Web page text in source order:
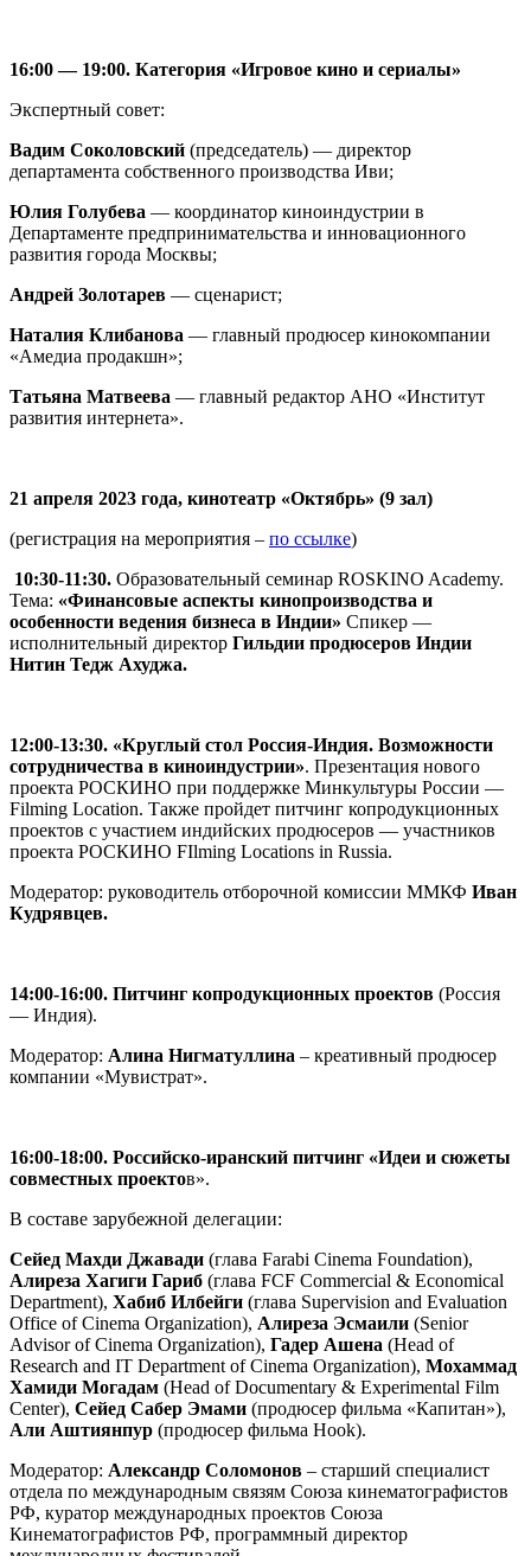
16:00 — 19:00. Категория «Игровое кино и сериалы»
Экспертный совет:
Вадим Соколовский (председатель) — директор
департамента собственного производства Иви;
Юлия Голубева — координатор киноиндустрии в
Департаменте предпринимательства и инновационного
развития города Москвы;
Андрей Золотарев — сценарист;
Наталия Клибанова — главный продюсер кинокомпании
«Амедиа продакшн»;
Татьяна Матвеева — главный редактор АНО «Институт
развития интернета».
21 апреля 2023 года, кинотеатр «Октябрь» (9 зал)
(регистрация на мероприятия – по ссылке)
10:30-11:30. Образовательный семинар ROSKINO Academy.
Тема: «Финансовые аспекты кинопроизводства и
особенности ведения бизнеса в Индии» Спикер —
исполнительный директор Гильдии продюсеров Индии
Нитин Тедж Ахуджа.
12:00-13:30. «Круглый стол Россия-Индия. Возможности
сотрудничества в киноиндустрии». Презентация нового
проекта РОСКИНО при поддержке Минкультуры России —
Filming Location. Также пройдет питчинг копродукционных
проектов с участием индийских продюсеров — участников
проекта РОСКИНО FIlming Locations in Russia.
Модератор: руководитель отборочной комиссии ММКФ Иван
Кудрявцев.
14:00-16:00. Питчинг копродукционных проектов (Россия
— Индия).
Модератор: Алина Нигматуллина – креативный продюсер
компании «Мувистрат».
16:00-18:00. Российско-иранский питчинг «Идеи и сюжеты
совместных проектов».
В составе зарубежной делегации:
Сейед Махди Джавади (глава Farabi Cinema Foundation),
Алиреза Хагиги Гариб (глава FCF Commercial & Economical
Department), Хабиб Илбейги (глава Supervision and Evaluation
Office of Cinema Organization), Алиреза Эсмаили (Senior
Advisor of Cinema Organization), Гадер Ашена (Head of
Research and IT Department of Cinema Organization), Мохаммад
Хамиди Могадам (Head of Documentary & Experimental Film
Center), Сейед Сабер Эмами (продюсер фильма «Капитан»),
Али Аштиянпур (продюсер фильма Hook).
Модератор: Александр Соломонов – старший специалист
отдела по международным связям Союза кинематографистов
РФ, куратор международных проектов Союза
Кинематографистов РФ, программный директор